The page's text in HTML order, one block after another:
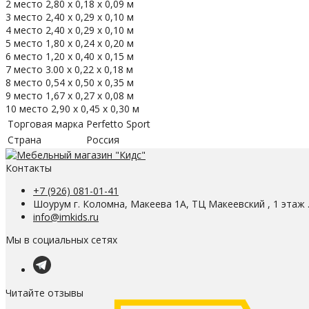
2 место 2,80 х 0,18 х 0,09 м
3 место 2,40 х 0,29 х 0,10 м
4 место 2,40 х 0,29 х 0,10 м
5 место 1,80 х 0,24 х 0,20 м
6 место 1,20 х 0,40 х 0,15 м
7 место 3.00 х 0,22 х 0,18 м
8 место 0,54 х 0,50 х 0,35 м
9 место 1,67 х 0,27 х 0,08 м
10 место 2,90 х 0,45 х 0,30 м
Торговая марка Perfetto Sport
Страна
Россия
Контакты
+7 (926) 081-01-41
Шоурум г. Коломна, Макеева 1А, ТЦ Макеевский , 1 этаж
info@imkids.ru
Мы в социальных сетях
Читайте отзывы